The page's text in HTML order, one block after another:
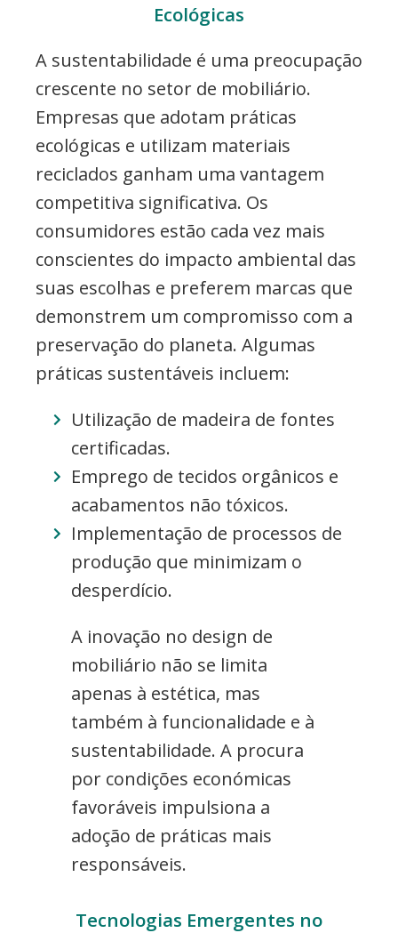
Ecológicas
A sustentabilidade é uma preocupação
crescente no setor de mobiliário.
Empresas que adotam práticas
ecológicas e utilizam materiais
reciclados ganham uma vantagem
competitiva significativa. Os
consumidores estão cada vez mais
conscientes do impacto ambiental das
suas escolhas e preferem marcas que
demonstrem um compromisso com a
preservação do planeta. Algumas
práticas sustentáveis incluem:
Utilização de madeira de fontes
certificadas.
Emprego de tecidos orgânicos e
acabamentos não tóxicos.
Implementação de processos de
produção que minimizam o
desperdício.
A inovação no design de
mobiliário não se limita
apenas à estética, mas
também à funcionalidade e à
sustentabilidade. A procura
por condições económicas
favoráveis impulsiona a
adoção de práticas mais
responsáveis.
Tecnologias Emergentes no